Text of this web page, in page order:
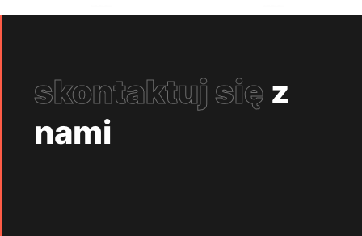
skontaktuj się z
nami